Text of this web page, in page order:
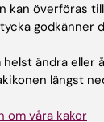
kan överföras
godkänner
helst ändra eller
längst
om våra kakor